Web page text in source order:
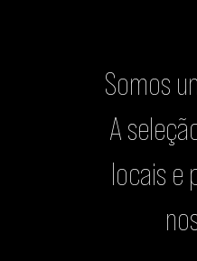
Somos
A
locais